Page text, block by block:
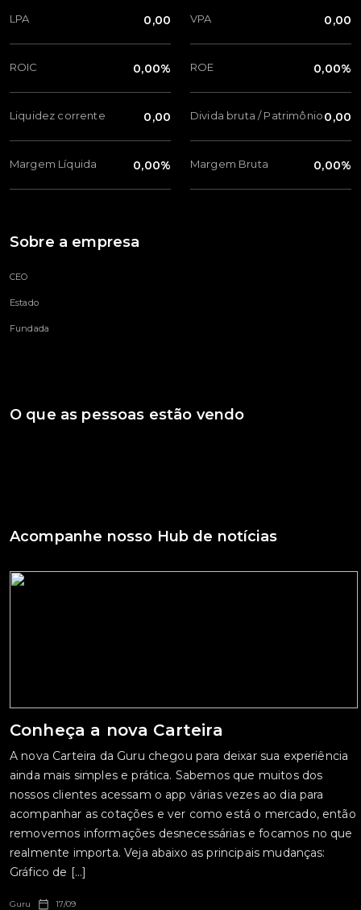
LPA 0,00
ROIC 0,00%
Liquidez corrente 0,00
Margem Líquida 0,00%
VPA 0,00
ROE 0,00%
Divida bruta / Patrimônio0,00
Margem Bruta 0,00%
Sobre a empresa
CEO
Estado
Fundada
O que as pessoas estão vendo
Acompanhe nosso Hub de notícias
Conheça a nova Carteira
A nova Carteira da Guru chegou para deixar sua experiência
ainda mais simples e prática. Sabemos que muitos dos
nossos clientes acessam o app várias vezes ao dia para
acompanhar as cotações e ver como está o mercado, então
removemos informações desnecessárias e focamos no que
realmente importa. Veja abaixo as principais mudanças:
Gráfico de […]
Guru 17/09